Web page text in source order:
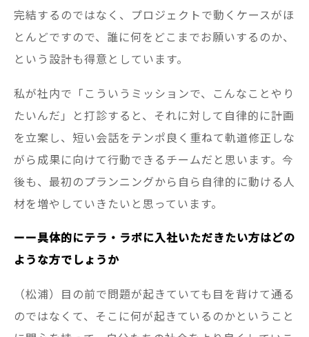
完結するのではなく、プロジェクトで動くケースがほ
とんどですので、誰に何をどこまでお願いするのか、
という設計も得意としています。
私が社内で「こういうミッションで、こんなことやり
たいんだ」と打診すると、それに対して自律的に計画
を立案し、短い会話をテンポ良く重ねて軌道修正しな
がら成果に向けて行動できるチームだと思います。今
後も、最初のプランニングから自ら自律的に動ける人
材を増やしていきたいと思っています。
ーー具体的にテラ・ラボに入社いただきたい方はどの
ような方でしょうか
（松浦）目の前で問題が起きていても目を背けて通る
のではなくて、そこに何が起きているのかということ